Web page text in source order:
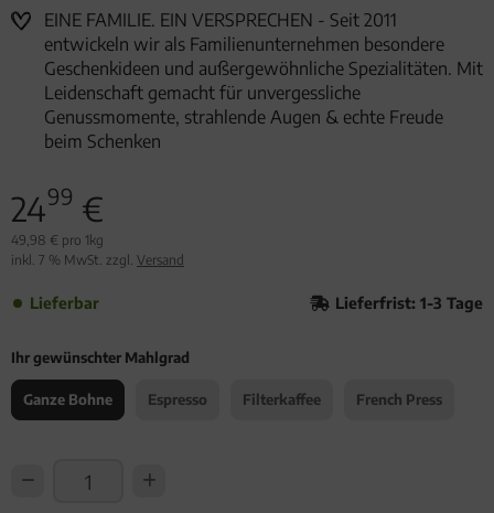
EINE FAMILIE. EIN VERSPRECHEN - Seit 2011
entwickeln wir als Familienunternehmen besondere
Geschenkideen und außergewöhnliche Spezialitäten. Mit
Leidenschaft gemacht für unvergessliche
Genussmomente, strahlende Augen & echte Freude
beim Schenken
2499 €
49,98 € pro 1kg
inkl. 7 % MwSt. zzgl. Versand
Lieferbar Lieferfrist: 1-3 Tage
Ihr gewünschter Mahlgrad
Ganze Bohne Espresso Filterkaffee French Press